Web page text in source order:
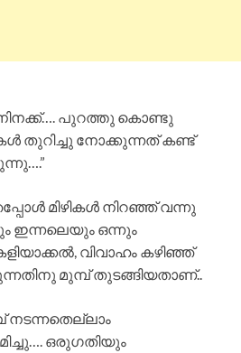
നിനക്ക്…. പുറത്തു കൊണ്ടു
നോക്കുന്നത് കണ്ട്
മിഴികൾ നിറഞ്ഞ് വന്നു
ഇന്നലെയും ഒന്നും
വിവാഹം കഴിഞ്ഞ്
മുമ്പ് തുടങ്ങിയതാണ്..
നടന്നതെല്ലാം
ഒരുഗതിയും